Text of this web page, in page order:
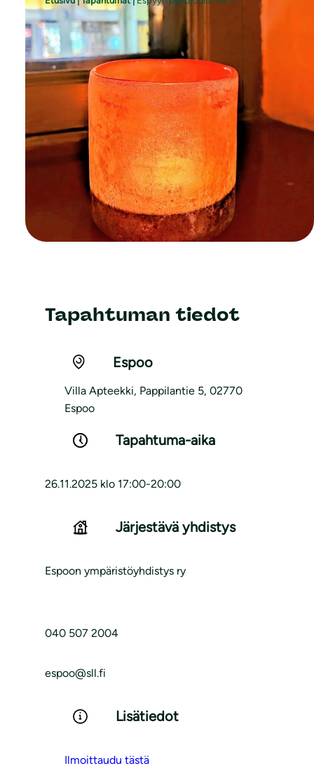
Tervetuloa Espyyn
pikkujouluihin!
Espyy toivottaa kaikki jäsenensä
tervetulleeksi viettämään pikkujouluja
Villa Apteekkiin 26.11. klo 17.
Ohjelmassa mm. pientä syötävää ja
juotavaa, arvonta sekä mukavaa
yhdessäoloa.
Tapahtuman tiedot
Espoo
Villa Apteekki, Pappilantie 5, 02770
Espoo
Tapahtuma-aika
26.11.2025 klo 17:00-20:00
Järjestävä yhdistys
Espoon ympäristöyhdistys ry
040 507 2004
espoo@sll.fi
Lisätiedot
Ilmoittaudu tästä